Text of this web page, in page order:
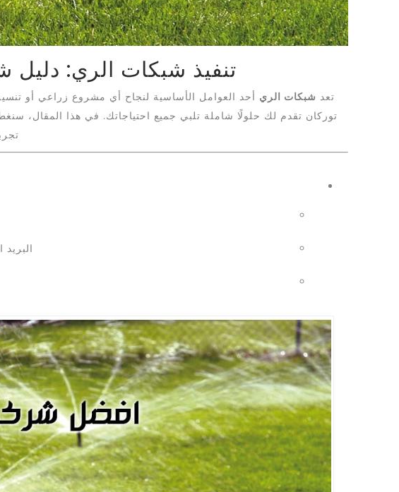
تنفيذ شبكات الري:
تعد شبكات الري أحد العوامل الأساسية لنجاح أي مشروع زراعي أو
توركان تقدم لك حلولًا شاملة تلبي جميع احتياجاتك. في هذا المقال،
البريد